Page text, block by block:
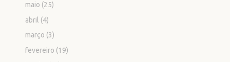
maio (25)
abril (4)
março (3)
fevereiro (19)